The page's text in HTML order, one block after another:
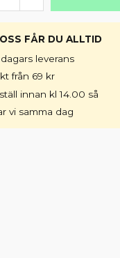
FÅR DU ALLTID
dagars leverans
från 69 kr
innan kl 14.00 så
vi samma dag